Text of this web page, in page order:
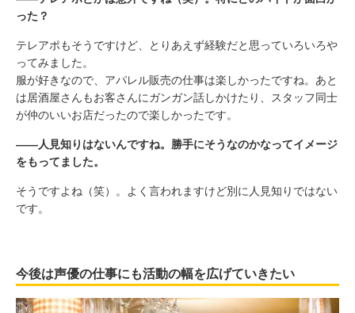
った？
テレアポもそうですけど、とりあえず経験だと思っていろいろや
ってみました。
服が好きなので、アパレル販売の仕事は楽しかったですね。あと
は居酒屋さんもお客さんにガンガン話しかけたり、スタッフ同士
が仲のいいお店だったので楽しかったです。
――人見知りはないんですね。勝手にそうなのかなってイメージ
をもってました。
そうですよね（笑）。よく言われますけど別に人見知りではない
です。
今後は声優の仕事にも活動の幅を広げていきたい